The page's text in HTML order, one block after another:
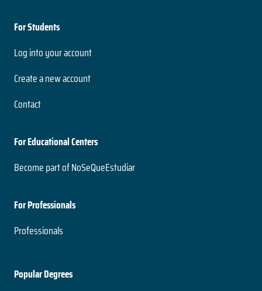
For Students
Log into your account
Create a new account
Contact
For Educational Centers
Become part of NoSeQueEstudiar
For Professionals
Professionals
Popular Degrees